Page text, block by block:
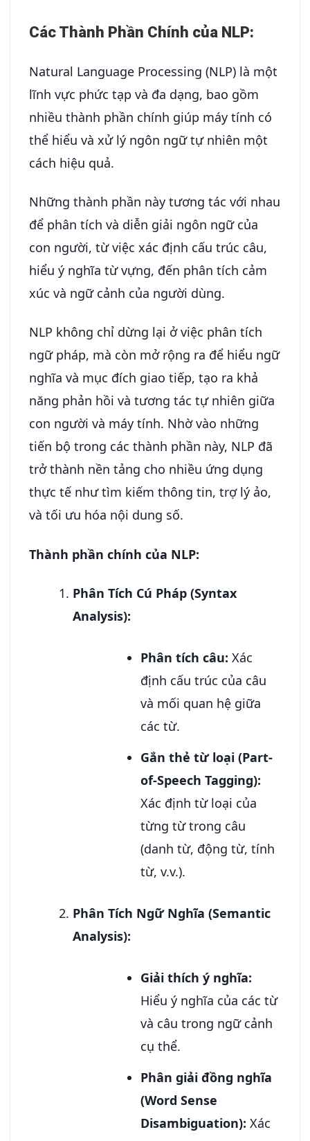
Các Thành Phần Chính của NLP:
Natural Language Processing (NLP) là một
lĩnh vực phức tạp và đa dạng, bao gồm
nhiều thành phần chính giúp máy tính có
thể hiểu và xử lý ngôn ngữ tự nhiên một
cách hiệu quả.
Những thành phần này tương tác với nhau
để phân tích và diễn giải ngôn ngữ của
con người, từ việc xác định cấu trúc câu,
hiểu ý nghĩa từ vựng, đến phân tích cảm
xúc và ngữ cảnh của người dùng.
NLP không chỉ dừng lại ở việc phân tích
ngữ pháp, mà còn mở rộng ra để hiểu ngữ
nghĩa và mục đích giao tiếp, tạo ra khả
năng phản hồi và tương tác tự nhiên giữa
con người và máy tính. Nhờ vào những
tiến bộ trong các thành phần này, NLP đã
trở thành nền tảng cho nhiều ứng dụng
thực tế như tìm kiếm thông tin, trợ lý ảo,
và tối ưu hóa nội dung số.
Thành phần chính của NLP:
Phân Tích Cú Pháp (Syntax
Analysis):
Phân tích câu: Xác
định cấu trúc của câu
và mối quan hệ giữa
các từ.
Gắn thẻ từ loại (Part-
of-Speech Tagging):
Xác định từ loại của
từng từ trong câu
(danh từ, động từ, tính
từ, v.v.).
Phân Tích Ngữ Nghĩa (Semantic
Analysis):
Giải thích ý nghĩa:
Hiểu ý nghĩa của các từ
và câu trong ngữ cảnh
cụ thể.
Phân giải đồng nghĩa
(Word Sense
Disambiguation): Xác